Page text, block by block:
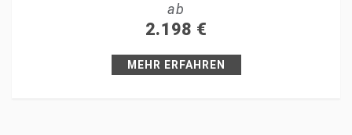
ab
2.198 €
MEHR ERFAHREN